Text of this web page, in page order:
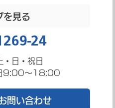
を見る
24
・日・祝日
9:00～18:00
問い合わせ